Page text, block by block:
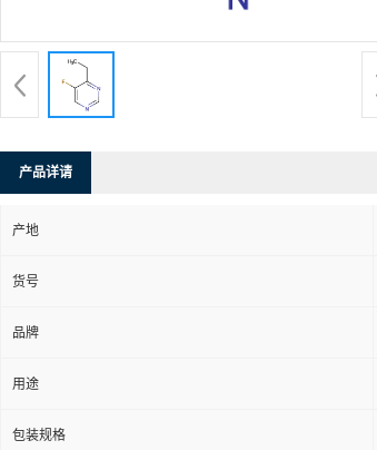
产品详请
产地
货号
品牌
用途
包装规格